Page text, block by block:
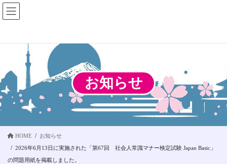
コ
ン
動
ナ
ビ
に
移
動
お知らせ
HOME お知らせ
2026年6月13日に実施された「第67回 社会人常識マナー検定試験 Japan Basic」
の問題用紙を掲載しました。